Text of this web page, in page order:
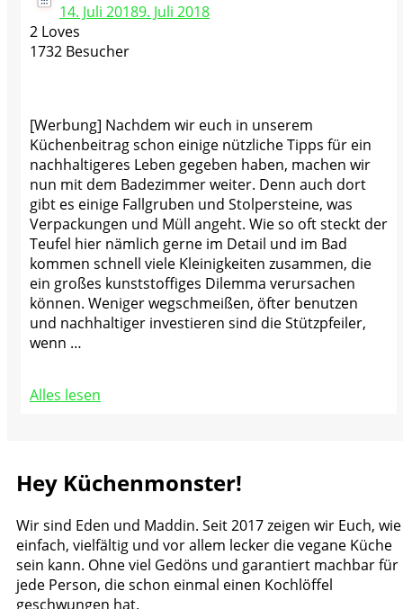
14. Juli 20189. Juli 2018
2 Loves
1732 Besucher
[Werbung] Nachdem wir euch in unserem
Küchenbeitrag schon einige nützliche Tipps für ein
nachhaltigeres Leben gegeben haben, machen wir
nun mit dem Badezimmer weiter. Denn auch dort
gibt es einige Fallgruben und Stolpersteine, was
Verpackungen und Müll angeht. Wie so oft steckt der
Teufel hier nämlich gerne im Detail und im Bad
kommen schnell viele Kleinigkeiten zusammen, die
ein großes kunststoffiges Dilemma verursachen
können. Weniger wegschmeißen, öfter benutzen
und nachhaltiger investieren sind die Stützpfeiler,
wenn …
Alles lesen
Hey Küchenmonster!
Wir sind Eden und Maddin. Seit 2017 zeigen wir Euch, wie
einfach, vielfältig und vor allem lecker die vegane Küche
sein kann. Ohne viel Gedöns und garantiert machbar für
jede Person, die schon einmal einen Kochlöffel
geschwungen hat.